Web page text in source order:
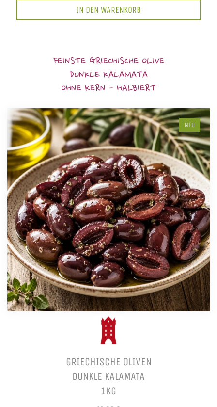
IN DEN WARENKORB
FEINSTE GRIECHISCHE OLIVE
DUNKLE KALAMATA
OHNE KERN - HALBIERT
NEU
GRIECHISCHE OLIVEN
DUNKLE KALAMATA
1KG